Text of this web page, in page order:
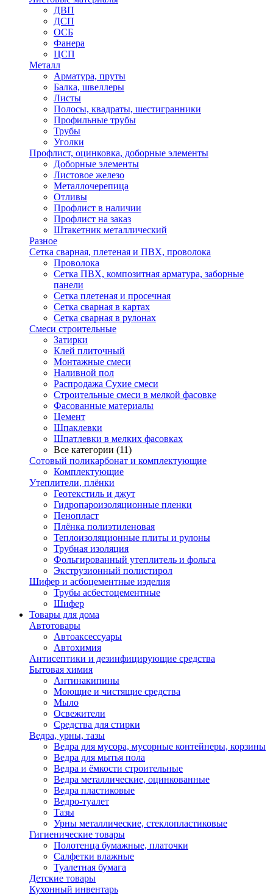
ДВП
ДСП
ОСБ
Фанера
ЦСП
Металл
Арматура, пруты
Балка, швеллеры
Листы
Полосы, квадраты, шестигранники
Профильные трубы
Трубы
Уголки
Профлист, оцинковка, доборные элементы
Доборные элементы
Листовое железо
Металлочерепица
Отливы
Профлист в наличии
Профлист на заказ
Штакетник металлический
Разное
Сетка сварная, плетеная и ПВХ, проволока
Проволока
Сетка ПВХ, композитная арматура, заборные
панели
Сетка плетеная и просечная
Сетка сварная в картах
Сетка сварная в рулонах
Смеси строительные
Затирки
Клей плиточный
Монтажные смеси
Наливной пол
Распродажа Сухие смеси
Строительные смеси в мелкой фасовке
Фасованные материалы
Цемент
Шпаклевки
Шпатлевки в мелких фасовках
Все категории (11)
Сотовый поликарбонат и комплектующие
Комплектующие
Утеплители, плёнки
Геотекстиль и джут
Гидропароизоляционные пленки
Пенопласт
Плёнка полиэтиленовая
Теплоизоляционные плиты и рулоны
Трубная изоляция
Фольгированный утеплитель и фольга
Экструзионный полистирол
Шифер и асбоцементные изделия
Трубы асбестоцементные
Шифер
Товары для дома
Автотовары
Автоаксессуары
Автохимия
Антисептики и дезинфицирующие средства
Бытовая химия
Антинакипины
Моющие и чистящие средства
Мыло
Освежители
Средства для стирки
Ведра, урны, тазы
Ведра для мусора, мусорные контейнеры, корзины
Ведра для мытья пола
Ведра и ёмкости строительные
Ведра металлические, оцинкованные
Ведра пластиковые
Ведро-туалет
Тазы
Урны металлические, стеклопластиковые
Гигиенические товары
Полотенца бумажные, платочки
Салфетки влажные
Туалетная бумага
Детские товары
Кухонный инвентарь